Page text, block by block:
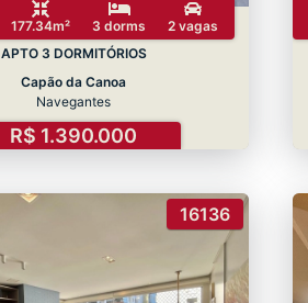
177.34m² 3 dorms
2 vagas
APTO 3 DORMITÓRIOS
Capão da Canoa
Navegantes
R$ 1.390.000
16136